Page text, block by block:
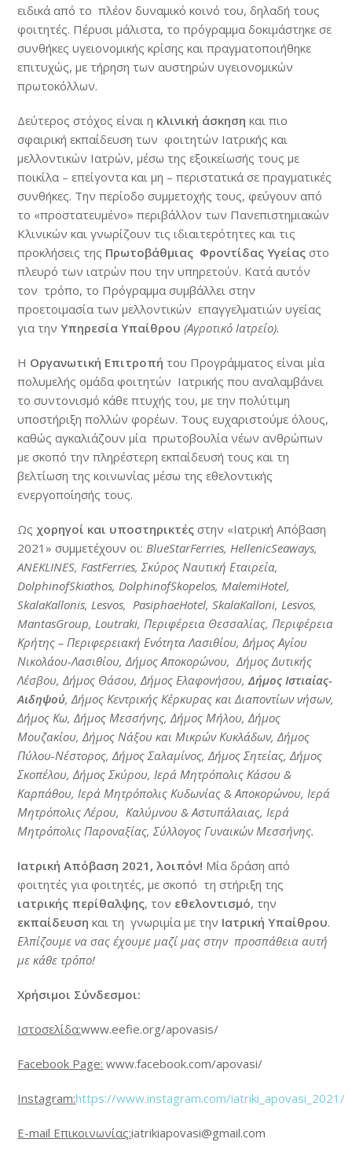
ειδικά από το πλέον δυναμικό κοινό του, δηλαδή τους
φοιτητές. Πέρυσι μάλιστα, το πρόγραμμα δοκιμάστηκε σε
συνθήκες υγειονομικής κρίσης και πραγματοποιήθηκε
επιτυχώς, με τήρηση των αυστηρών υγειονομικών
πρωτοκόλλων.
Δεύτερος στόχος είναι η κλινική άσκησηκαι πιο
σφαιρική εκπαίδευση των φοιτητών Ιατρικής και
μελλοντικών Ιατρών, μέσω της εξοικείωσής τους με
ποικίλα – επείγοντα και μη – περιστατικά σε πραγματικές
συνθήκες. Την περίοδο συμμετοχής τους, φεύγουν από
το «προστατευμένο» περιβάλλον των Πανεπιστημιακών
Κλινικών και γνωρίζουν τις ιδιαιτερότητες και τις
προκλήσεις της Πρωτοβάθμιας Φροντίδας Υγείαςστο
πλευρό των ιατρών που την υπηρετούν. Κατά αυτόν
τον τρόπο, το Πρόγραμμα συμβάλλει στην
προετοιμασία των μελλοντικών επαγγελματιών υγείας
για τηνΥπηρεσία Υπαίθρου(Αγροτικό Ιατρείο).
Η Οργανωτική Επιτροπήτου Προγράμματος είναι μία
πολυμελής ομάδα φοιτητών Ιατρικής που αναλαμβάνει
το συντονισμό κάθε πτυχής του, με την πολύτιμη
υποστήριξη πολλών φορέων. Τους ευχαριστούμε όλους,
καθώς αγκαλιάζουν μία πρωτοβουλία νέων ανθρώπων
με σκοπό την πληρέστερη εκπαίδευσή τους και τη
βελτίωση της κοινωνίας μέσω της εθελοντικής
ενεργοποίησής τους.
Ως χορηγοί και υποστηρικτέςστην «Ιατρική Απόβαση
2021» συμμετέχουν οι:BlueStarFerries,HellenicSeaways,
ANEKLINES,FastFerries, Σκύρος Ναυτική Εταιρεία,
DolphinofSkiathos,DolphinofSkopelos,MalemiHotel,
SkalaKallonis,Lesvos,PasiphaeHotel,SkalaKalloni,Lesvos,
MantasGroup,Loutraki, Περιφέρεια Θεσσαλίας, Περιφέρεια
Κρήτης – Περιφερειακή Ενότητα Λασιθίου, Δήμος Αγίου
Νικολάου-Λασιθίου, Δήμος Αποκορώνου, Δήμος Δυτικής
Λέσβου, Δήμος Θάσου, Δήμος Ελαφονήσου,Δήμος Ιστιαίας-
Αιδηψού, Δήμος Κεντρικής Κέρκυρας και Διαποντίων νήσων,
Δήμος Κω, Δήμος Μεσσήνης, Δήμος Μήλου, Δήμος
Μουζακίου, Δήμος Νάξου και Μικρών Κυκλάδων, Δήμος
Πύλου-Νέστορος, Δήμος Σαλαμίνος, Δήμος Σητείας, Δήμος
Σκοπέλου, Δήμος Σκύρου, Ιερά Μητρόπολις Κάσου &
Καρπάθου, Ιερά Μητρόπολις Κυδωνίας & Αποκορώνου, Ιερά
Μητρόπολις Λέρου, Καλύμνου & Αστυπάλαιας, Ιερά
Μητρόπολις Παροναξίας, Σύλλογος Γυναικών Μεσσήνης.
Ιατρική Απόβαση 2021, λοιπόν! Μία δράση από
φοιτητές για φοιτητές, με σκοπό τη στήριξη της
ιατρικής περίθαλψης, τον εθελοντισμό, την
εκπαίδευσηκαι τη γνωριμία με την Ιατρική Υπαίθρου.
Ελπίζουμε να σας έχουμε μαζί μας στην προσπάθεια αυτή
με κάθε τρόπο!
Χρήσιμοι Σύνδεσμοι:
Ιστοσελίδα:www.eefie.org/apovasis/
Facebook Page: www.facebook.com/apovasi/
Instagram:https://www.instagram.com/iatriki_apovasi_2021/
E-mail Επικοινωνίας:iatrikiapovasi@gmail.com